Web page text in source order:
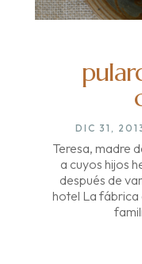
DIC 31,
Teresa, madre
a cuyos hijos
después de
hotel La fábrica